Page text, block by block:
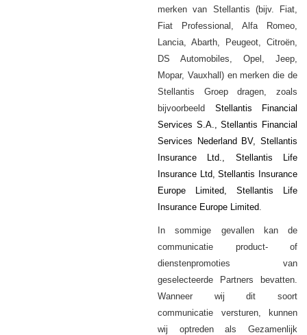
merken van Stellantis (bijv. Fiat,
Fiat Professional, Alfa Romeo,
Lancia, Abarth, Peugeot, Citroën,
DS Automobiles, Opel, Jeep,
Mopar, Vauxhall) en merken die de
Stellantis Groep dragen, zoals
bijvoorbeeld Stellantis Financial
Services S.A., Stellantis Financial
Services Nederland BV, Stellantis
Insurance Ltd., Stellantis Life
Insurance Ltd, Stellantis Insurance
Europe Limited, Stellantis Life
Insurance Europe Limited.
In sommige gevallen kan de
communicatie product- of
dienstenpromoties van
geselecteerde Partners bevatten.
Wanneer wij dit soort
communicatie versturen, kunnen
wij optreden als Gezamenlijk